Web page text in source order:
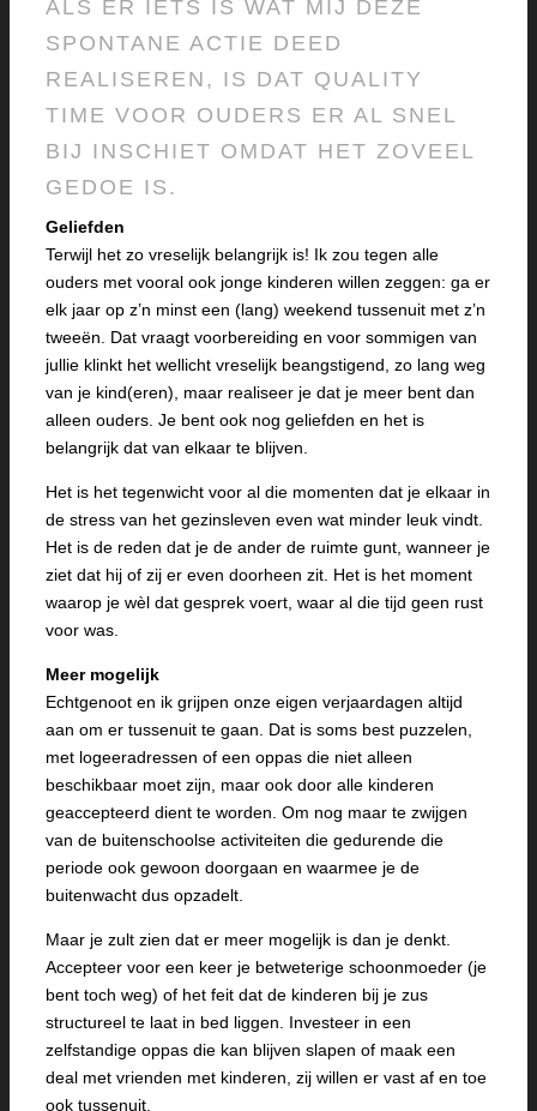
ALS ER IETS IS WAT MIJ DEZE
SPONTANE ACTIE DEED
REALISEREN, IS DAT QUALITY
TIME VOOR OUDERS ER AL SNEL
BIJ INSCHIET OMDAT HET ZOVEEL
GEDOE IS.
Geliefden
Terwijl het zo vreselijk belangrijk is! Ik zou tegen alle
ouders met vooral ook jonge kinderen willen zeggen: ga er
elk jaar op z’n minst een (lang) weekend tussenuit met z’n
tweeën. Dat vraagt voorbereiding en voor sommigen van
jullie klinkt het wellicht vreselijk beangstigend, zo lang weg
van je kind(eren), maar realiseer je dat je meer bent dan
alleen ouders. Je bent ook nog geliefden en het is
belangrijk dat van elkaar te blijven.
Het is het tegenwicht voor al die momenten dat je elkaar in
de stress van het gezinsleven even wat minder leuk vindt.
Het is de reden dat je de ander de ruimte gunt, wanneer je
ziet dat hij of zij er even doorheen zit. Het is het moment
waarop je wèl dat gesprek voert, waar al die tijd geen rust
voor was.
Meer mogelijk
Echtgenoot en ik grijpen onze eigen verjaardagen altijd
aan om er tussenuit te gaan. Dat is soms best puzzelen,
met logeeradressen of een oppas die niet alleen
beschikbaar moet zijn, maar ook door alle kinderen
geaccepteerd dient te worden. Om nog maar te zwijgen
van de buitenschoolse activiteiten die gedurende die
periode ook gewoon doorgaan en waarmee je de
buitenwacht dus opzadelt.
Maar je zult zien dat er meer mogelijk is dan je denkt.
Accepteer voor een keer je betweterige schoonmoeder (je
bent toch weg) of het feit dat de kinderen bij je zus
structureel te laat in bed liggen. Investeer in een
zelfstandige oppas die kan blijven slapen of maak een
deal met vrienden met kinderen, zij willen er vast af en toe
ook tussenuit.